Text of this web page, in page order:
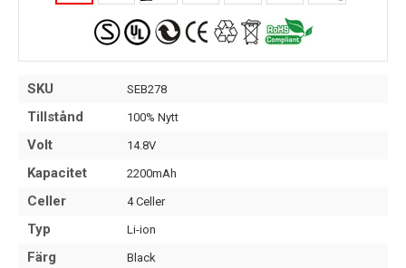
SKU SEB278
Tillstånd 100% Nytt
Volt 14.8V
Kapacitet 2200mAh
Celler 4 Celler
Typ Li-ion
Färg Black